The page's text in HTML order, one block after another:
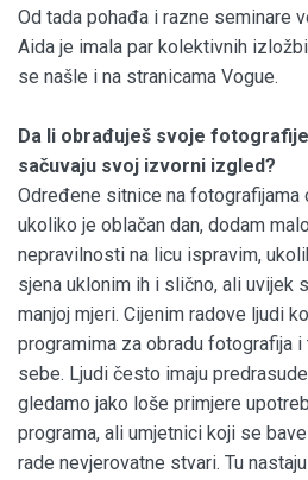
Od tada pohađa i razne seminare
Aida je imala par kolektivnih
se našle i na stranicama Vogue.
Da li obrađuješ svoje
sačuvaju svoj izvorni izgled?
Određene sitnice na fotografijama
ukoliko je oblačan dan, dodam
nepravilnosti na licu ispravim,
sjena uklonim ih i slično, ali uvijek
manjoj mjeri. Cijenim radove ljudi
programima za obradu fotografija
sebe. Ljudi često imaju
gledamo jako loše primjere
programa, ali umjetnici koji se
rade nevjerovatne stvari. Tu